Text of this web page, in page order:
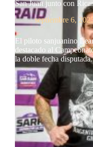
San Juan junto con
septiembre 6,
El piloto sanjuanino
destacado al
la doble fecha